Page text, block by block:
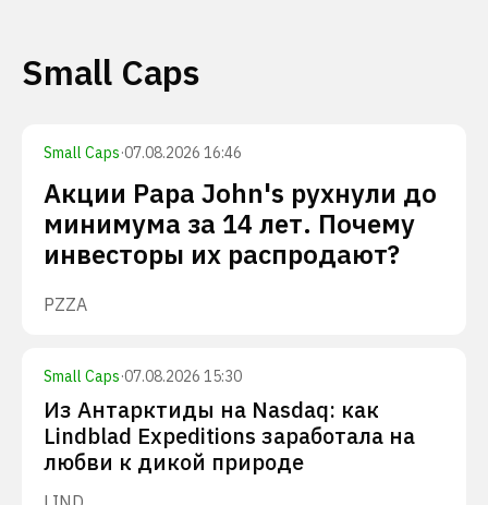
Small Caps
Small Caps·07.08.2026 16:46
Акции Papa John's рухнули до
минимума за 14 лет. Почему
инвесторы их распродают?
PZZA
Small Caps·07.08.2026 15:30
Из Антарктиды на Nasdaq: как
Lindblad Expeditions заработала на
любви к дикой природе